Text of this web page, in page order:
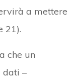
a mettere
21).
che un
dati –